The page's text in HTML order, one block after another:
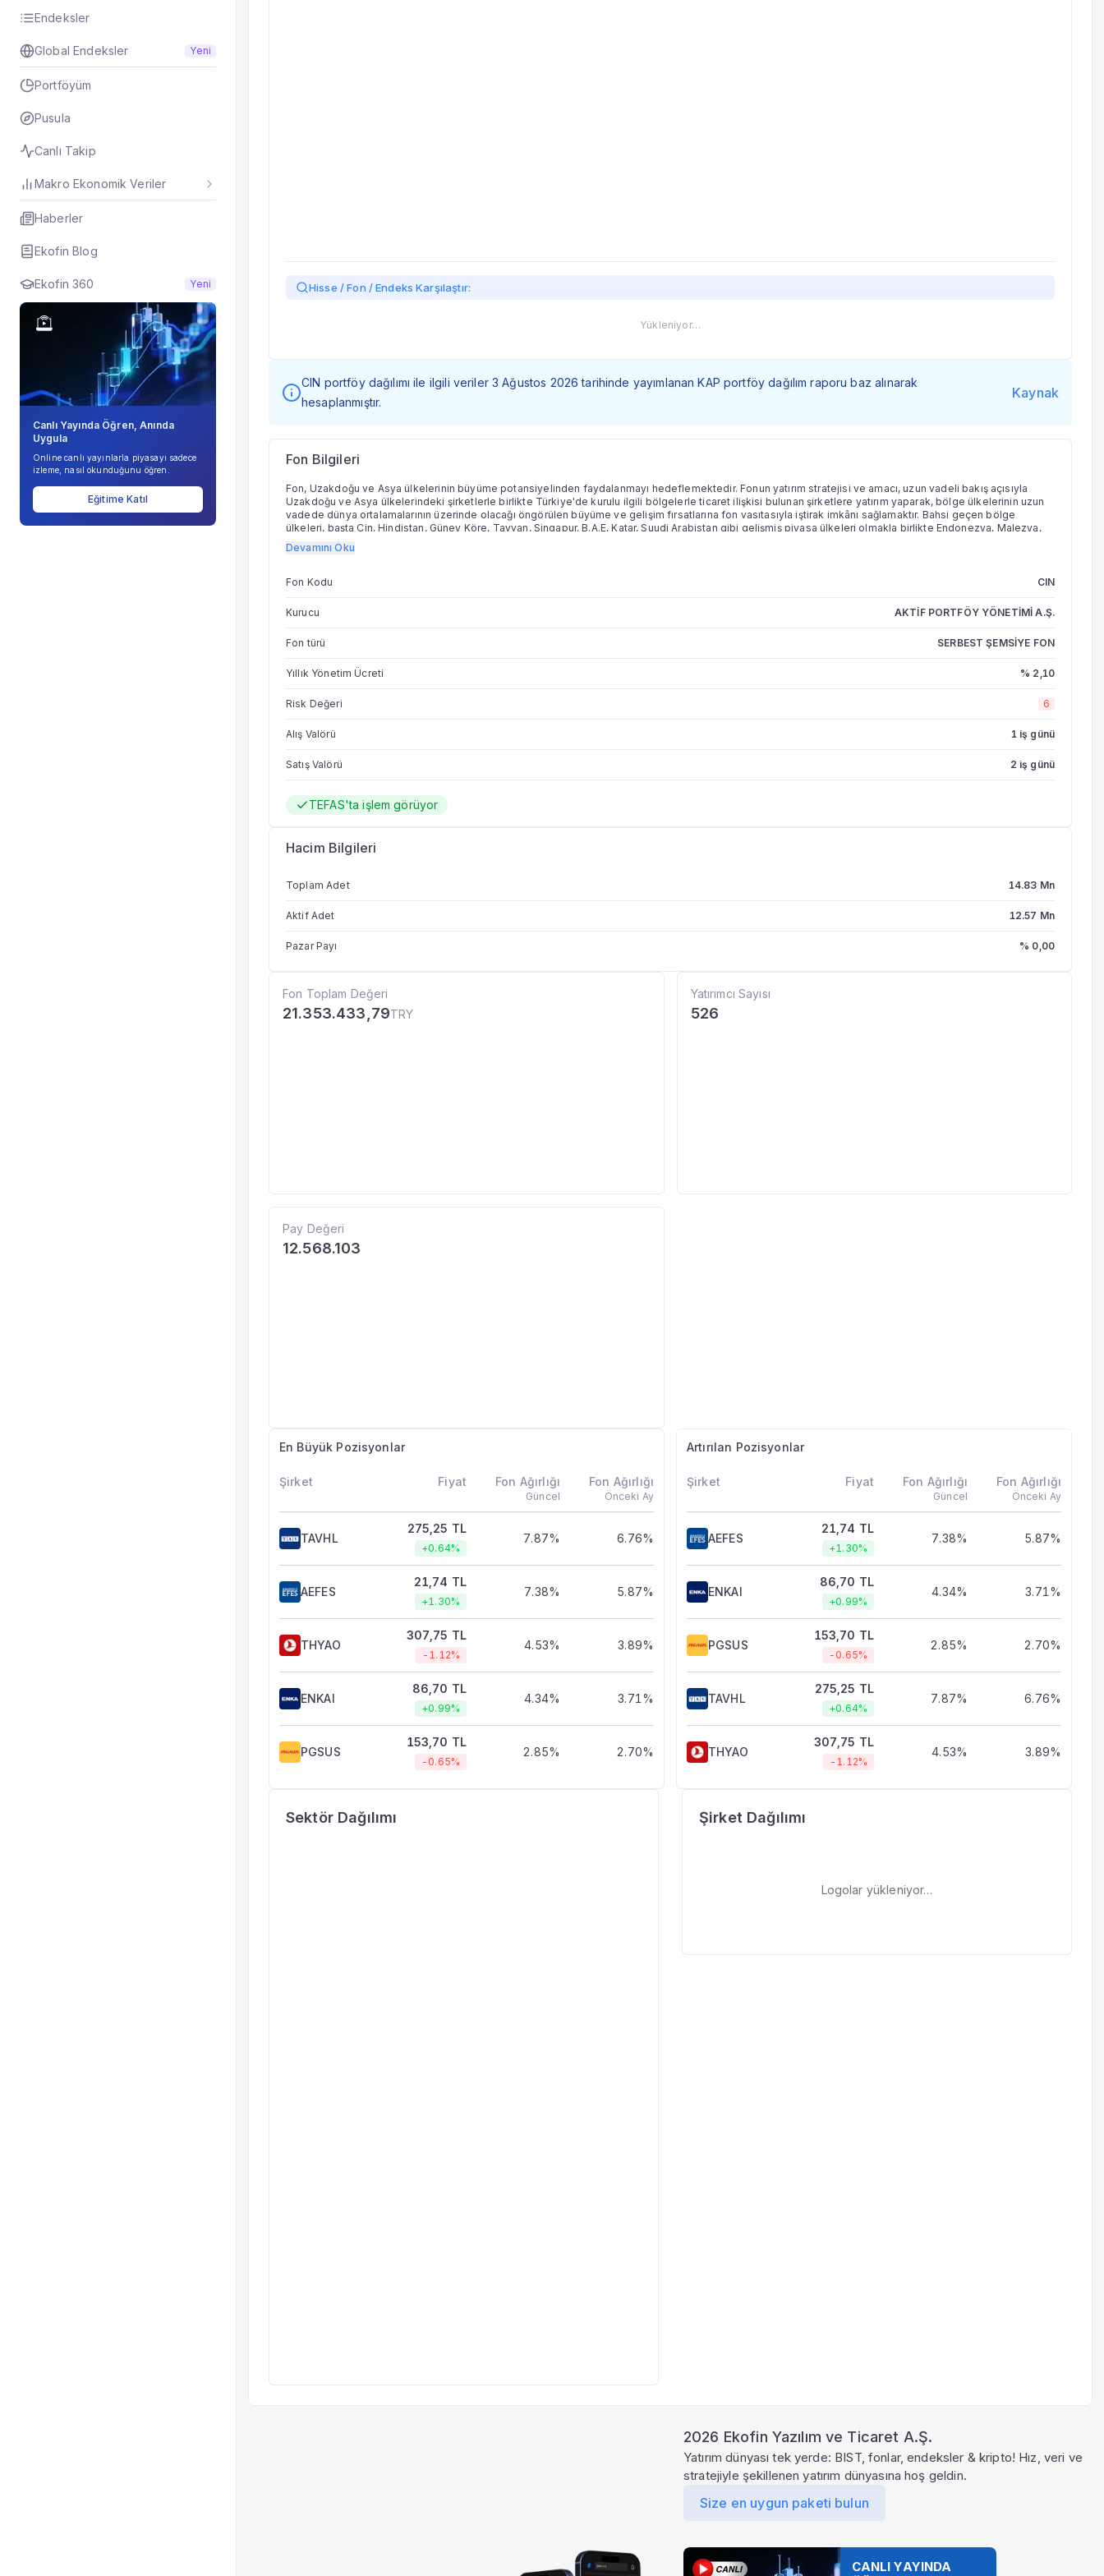
Endeksler
Global Endeksler Yeni
Portföyüm
Pusula
Canlı Takip
Makro Ekonomik Veriler
Haberler
Ekofin Blog
Ekofin 360 Yeni
Canlı Yayında Öğren, Anında
Uygula
Online canlı yayınlarla piyasayı sadece
izleme, nasıl okunduğunu öğren.
Eğitime Katıl
Hisse / Fon / Endeks Karşılaştır:
Yükleniyor…
CIN portföy dağılımı ile ilgili veriler 3 Ağustos 2026 tarihinde yayımlanan KAP portföy dağılım raporu baz alınarak
hesaplanmıştır.
Kaynak
Fon Bilgileri
Fon, Uzakdoğu ve Asya ülkelerinin büyüme potansiyelinden faydalanmayı hedeflemektedir. Fonun yatırım stratejisi ve amacı, uzun vadeli bakış açısıyla
Uzakdoğu ve Asya ülkelerindeki şirketlerle birlikte Türkiye'de kurulu ilgili bölgelerle ticaret ilişkisi bulunan şirketlere yatırım yaparak, bölge ülkelerinin uzun
vadede dünya ortalamalarının üzerinde olacağı öngörülen büyüme ve gelişim fırsatlarına fon vasıtasıyla iştirak imkânı sağlamaktır. Bahsi geçen bölge
ülkeleri, başta Çin, Hindistan, Güney Köre, Tayvan, Singapur, B.A.E, Katar, Suudi Arabistan gibi gelişmiş piyasa ülkeleri olmakla birlikte Endonezya, Malezya,
Tayland, Filipinler, Vietnam gibi gelişen ülkelerden oluşmakta olup, ekonomik/politik gelişmeler göz önünde bulundurularak listeye eklemeler/çıkarmalar
yapılabilir.
Devamını Oku
Fon Kodu CIN
Kurucu AKTİF PORTFÖY YÖNETİMİ A.Ş.
Fon türü SERBEST ŞEMSİYE FON
Yıllık Yönetim Ücreti % 2,10
Risk Değeri 6
Alış Valörü 1 iş günü
Satış Valörü 2 iş günü
TEFAS'ta işlem görüyor
Hacim Bilgileri
Toplam Adet 14.83 Mn
Aktif Adet 12.57 Mn
Pazar Payı % 0,00
Fon Toplam Değeri
21.353.433,79TRY
Yatırımcı Sayısı
526
Pay Değeri
12.568.103
En Büyük Pozisyonlar
Şirket Fiyat Fon Ağırlığı
Güncel
Fon Ağırlığı
Önceki Ay
TAVHL
275,25 TL
+0.64%
7.87% 6.76%
AEFES
21,74 TL
+1.30%
7.38% 5.87%
THYAO
307,75 TL
-1.12%
4.53% 3.89%
ENKAI
86,70 TL
+0.99%
4.34% 3.71%
PGSUS
153,70 TL
-0.65%
2.85% 2.70%
Artırılan Pozisyonlar
Şirket Fiyat Fon Ağırlığı
Güncel
Fon Ağırlığı
Önceki Ay
AEFES
21,74 TL
+1.30%
7.38% 5.87%
ENKAI
86,70 TL
+0.99%
4.34% 3.71%
PGSUS
153,70 TL
-0.65%
2.85% 2.70%
TAVHL
275,25 TL
+0.64%
7.87% 6.76%
THYAO
307,75 TL
-1.12%
4.53% 3.89%
Sektör Dağılımı Şirket Dağılımı
Logolar yükleniyor…
2026 Ekofin Yazılım ve Ticaret A.Ş.
Yatırım dünyası tek yerde: BIST, fonlar, endeksler & kripto! Hız, veri ve
stratejiyle şekillenen yatırım dünyasına hoş geldin.
Size en uygun paketi bulun
CANLI YAYINDA